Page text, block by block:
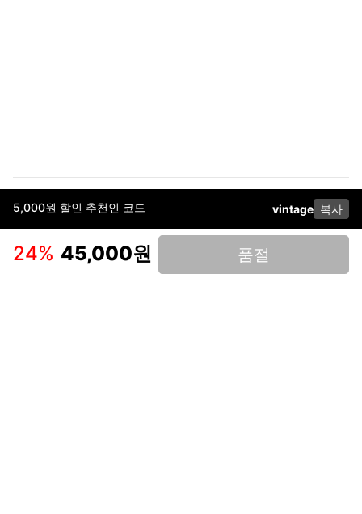
5,000원 할인 추천인 코드 vintage 복사
24% 45,000원 품절
이용약관고객센터판매개인정보 처리방침사업자 정보다운로드
인스타그램